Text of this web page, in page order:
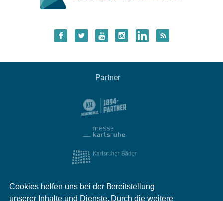
Cookies helfen uns bei der Bereitstellung
unserer Inhalte und Dienste. Durch die weitere
Partner